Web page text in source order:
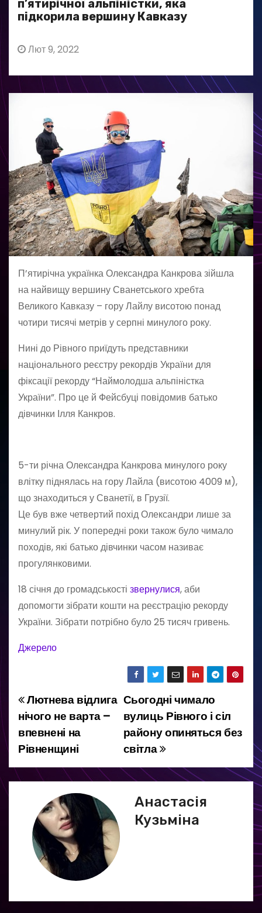
п’ятирічної альпіністки, яка
підкорила вершину Кавказу
Лют 9, 2022
П’ятирічна українка Олександра Канкрова зійшла
на найвищу вершину Сванетського хребта
Великого Кавказу – гору Лайлу висотою понад
чотири тисячі метрів у серпні минулого року.
Нині до Рівного приїдуть представники
національного реєстру рекордів України для
фіксації рекорду “Наймолодша альпіністка
України”. Про це й Фейсбуці повідомив батько
дівчинки Ілля Канкров.
5-ти річна Олександра Канкрова минулого року
влітку піднялась на гору Лайла (висотою 4009 м),
що знаходиться у Сванетії, в Грузії.
Це був вже четвертий похід Олександри лише за
минулий рік. У попередні роки також було чимало
походів, які батько дівчинки часом називає
прогулянковими.
18 січня до громадськості звернулися, аби
допомогти зібрати кошти на реєстрацію рекорду
України. Зібрати потрібно було 25 тисяч гривень.
Джерело
Н
а
в
і
я
Сьогодні чимало
вулиць Рівного і сіл
району опиняться без
світла
Лютнева відлига
нічого не варта –
впевнені на
Рівненщині
Анастасія
Кузьміна